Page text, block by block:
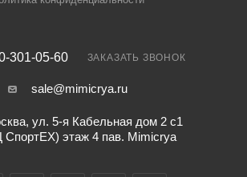
301-05-60 ЗАКАЗАТЬ ЗВОНОК
sale@mimicrya.ru
ул. 5-я Кабельная дом 2 с1
СпортEX) этаж 4 пав. Mimicrya